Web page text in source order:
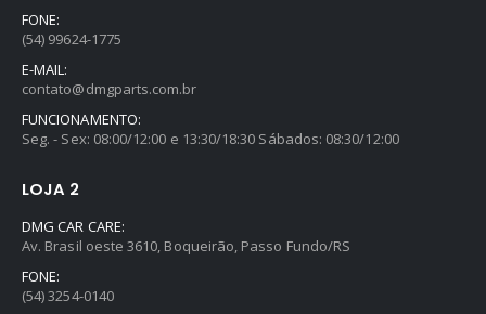
FONE:
(54) 99624-1775
E-MAIL:
contato@dmgparts.com.br
FUNCIONAMENTO:
Seg. - Sex: 08:00/12:00 e 13:30/18:30 Sábados: 08:30/12:00
LOJA 2
DMG CAR CARE:
Av. Brasil oeste 3610, Boqueirão, Passo Fundo/RS
FONE:
(54) 3254-0140